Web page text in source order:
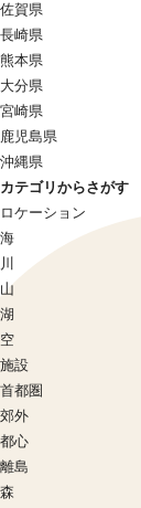
佐賀県
長崎県
熊本県
大分県
宮崎県
鹿児島県
沖縄県
カテゴリからさがす
ロケーション
海
川
山
湖
空
施設
首都圏
郊外
都心
離島
森